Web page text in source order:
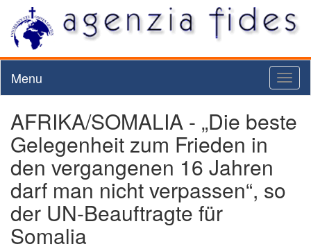
Menu
AFRIKA/SOMALIA - „Die beste
Gelegenheit zum Frieden in
den vergangenen 16 Jahren
darf man nicht verpassen“, so
der UN-Beauftragte für
Somalia